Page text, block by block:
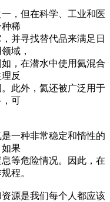
，但在科学、工业和医
稀
并寻找替代品来满足日
域，
，在潜水中使用氦混合
反
此外，氦还被广泛用于
可
一种非常稳定和惰性的
果
等危险情况。因此，在
程。
源是我们每个人都应该